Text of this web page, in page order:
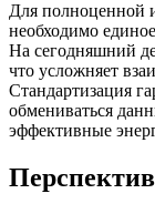
Для полноценной
необходимо
На сегодняшний
что усложняет
Стандартизация
обмениваться
эффективные